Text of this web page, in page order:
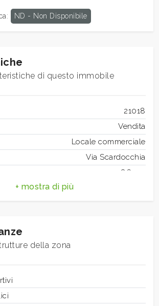
: ND - Non Disponibile
di questo immobile
21018
Vendita
Locale commerciale
Via Scardocchia
86100
della zona